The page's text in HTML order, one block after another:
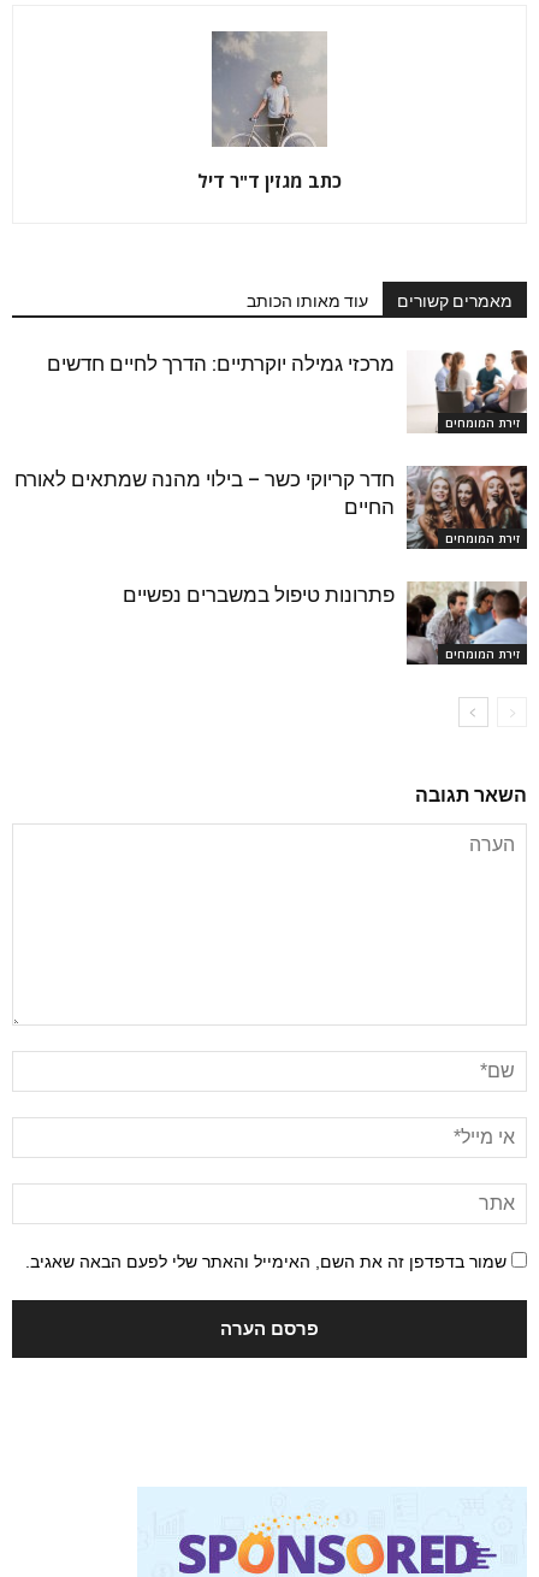
כתב מגזין ד"ר דיל
מאמרים קשורים עוד מאותו הכותב
זירת המומחים
מרכזי גמילה יוקרתיים: הדרך לחיים חדשים
זירת המומחים
חדר קריוקי כשר – בילוי מהנה שמתאים לאורח
החיים
זירת המומחים
פתרונות טיפול במשברים נפשיים
השאר תגובה
שמור בדפדפן זה את השם, האימייל והאתר שלי לפעם הבאה שאגיב.